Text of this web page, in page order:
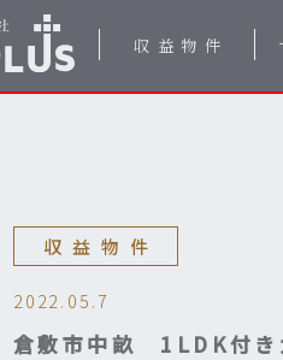
収益物件
収益物件
2022.05.7
倉敷市中畝 1LDK付き